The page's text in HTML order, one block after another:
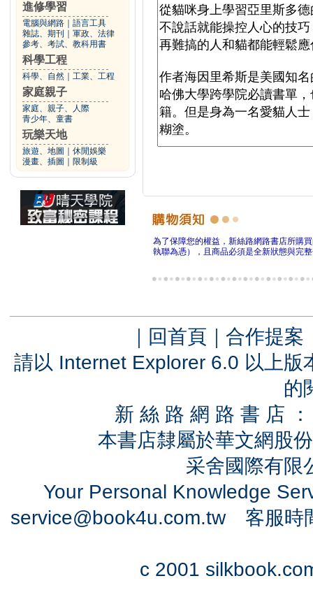
進修學習
電腦與網路
語言工具
雜誌、期刊
軍政、法律
參考、考試、教科用書
科學工程
科學、自然 工業、工程
家庭親子
家庭、親子、人際
青少年、童書
玩樂天地
旅遊、地圖
休閒娛樂
漫畫、插圖
限制級
為了保障您的權益，新絲路網路書店所購
執聯為憑），且商品必須是全新狀態與完
｜ 回首頁 ｜ 合作提案
請以 Internet Explorer 6.0 以上
的
新 絲 路 網 路 書 店
本書店隸屬於華文網股
采舍國際有
Your Personal Knowledge
service@book4u.com.tw客服時
c 2001